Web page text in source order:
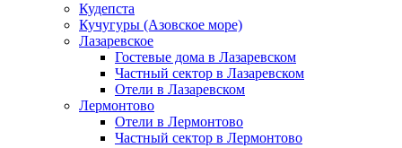
Кудепста
Кучугуры (Азовское море)
Лазаревское
Гостевые дома в Лазаревском
Частный сектор в Лазаревском
Отели в Лазаревском
Лермонтово
Отели в Лермонтово
Частный сектор в Лермонтово